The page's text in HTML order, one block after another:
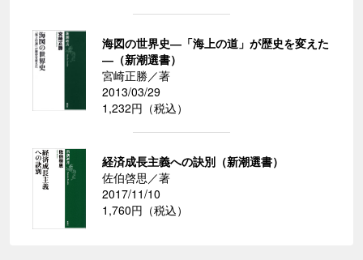
海図の世界史―「海上の道」が歴史を変えた
―（新潮選書）
宮崎正勝／著
2013/03/29
1,232円（税込）
経済成長主義への訣別（新潮選書）
佐伯啓思／著
2017/11/10
1,760円（税込）